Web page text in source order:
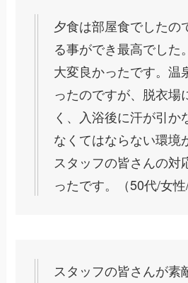
夕食は部屋食でしたの
る事ができ最高でした
大変良かったです。温
ったのですが、脱衣場
く、入浴後に汗が引か
なくてはならない環境
スタッフの皆さんの対
ったです。（50代/女性
スタッフの皆さんが素